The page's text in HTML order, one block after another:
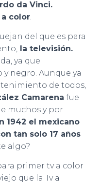
da Vinci.
color.
del que es para
la televisión.
ya que
negro. Aunque ya
de todos,
Camarena fue
muchos y por
1942 el mexicano
tan solo 17 años
algo?
que la Tv a